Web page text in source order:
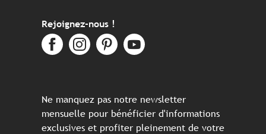
Rejoignez-nous !
Ne manquez pas notre newsletter
mensuelle pour bénéficier d'informations
exclusives et profiter pleinement de votre